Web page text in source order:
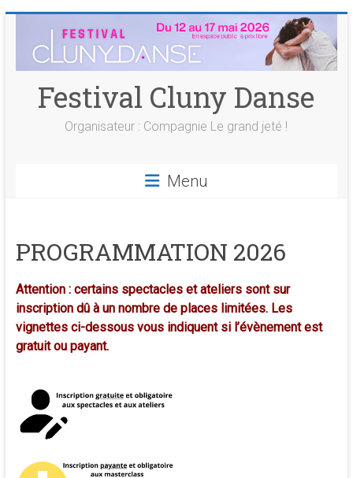
content
Festival Cluny Danse
Organisateur : Compagnie Le grand jeté !
Menu
PROGRAMMATION 2026
Attention : certains spectacles et ateliers sont sur
inscription dû à un nombre de places limitées. Les
vignettes ci-dessous vous indiquent si l’évènement est
gratuit ou payant.